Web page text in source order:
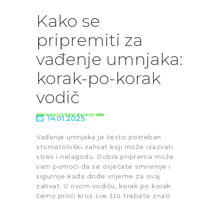
Kako se
pripremiti za
vađenje umnjaka:
korak-po-korak
vodič
STOMATOLOGIJA
14.01.2025.
Vađenje umnjaka je često potreban
stomatološki zahvat koji može izazvati
stres i nelagodu. Dobra priprema može
vam pomoći da se osjećate smirenije i
sigurnije kada dođe vrijeme za ovaj
zahvat. U ovom vodiču, korak po korak
ćemo proći kroz sve što trebate znati